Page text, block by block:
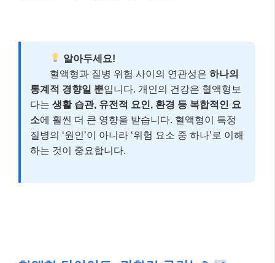
알아두세요!
혈액형과 질병 위험 사이의 연관성은 하나의
통계적 경향일 뿐입니다. 개인의 건강은 혈액형보
다는 생활 습관, 유전적 요인, 환경 등 복합적인 요
소에 훨씬 더 큰 영향을 받습니다. 혈액형이 특정
질병의 ‘원인’이 아니라 ‘위험 요소 중 하나’로 이해
하는 것이 중요합니다.